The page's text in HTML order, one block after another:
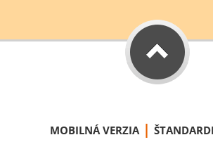
MOBILNÁ VERZIA |